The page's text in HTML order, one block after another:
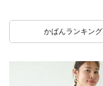
かばんランキング